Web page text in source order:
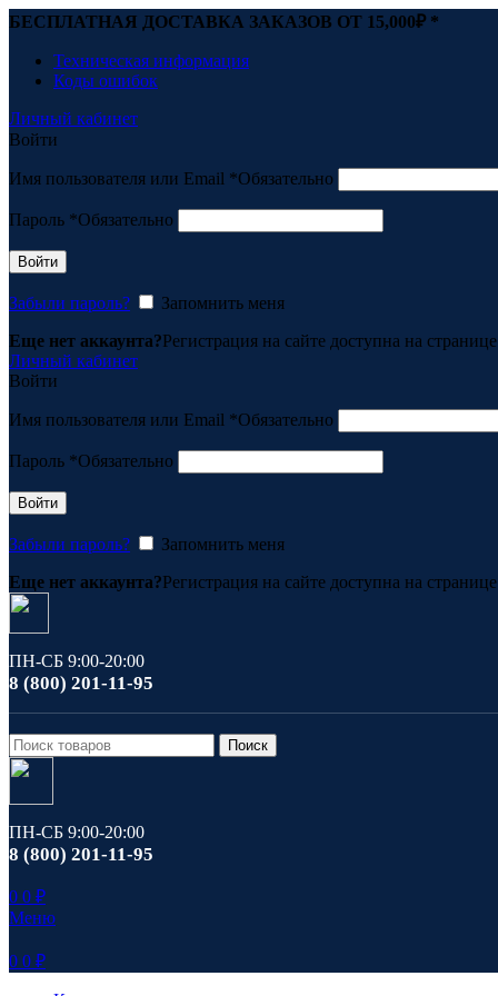
БЕСПЛАТНАЯ ДОСТАВКА ЗАКАЗОВ ОТ 15,000₽ *
Техническая информация
Коды ошибок
Личный кабинет
Войти
Имя пользователя или Email *Обязательно
Пароль *Обязательно
Войти
Забыли пароль?
Запомнить меня
Еще нет аккаунта?Регистрация на сайте доступна на
Личный кабинет
Войти
Имя пользователя или Email *Обязательно
Пароль *Обязательно
Войти
Забыли пароль?
Запомнить меня
Еще нет аккаунта?Регистрация на сайте доступна на
ПН-СБ 9:00-20:00
8 (800) 201-11-95
Поиск
ПН-СБ 9:00-20:00
8 (800) 201-11-95
0 0 ₽
Меню
0 0 ₽